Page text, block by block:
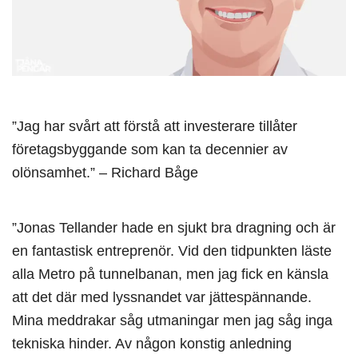
”Jag har svårt att förstå att investerare tillåter
företagsbyggande som kan ta decennier av
olönsamhet.” – Richard Båge
”Jonas Tellander hade en sjukt bra dragning och är
en fantastisk entreprenör. Vid den tidpunkten läste
alla Metro på tunnelbanan, men jag fick en känsla
att det där med lyssnandet var jättespännande.
Mina meddrakar såg utmaningar men jag såg inga
tekniska hinder. Av någon konstig anledning